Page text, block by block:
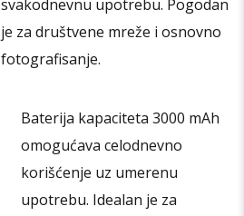
svakodnevnu upotrebu. Pogodan
je za društvene mreže i osnovno
fotografisanje.
Baterija kapaciteta 3000 mAh
omogućava celodnevno
korišćenje uz umerenu
upotrebu. Idealan je za